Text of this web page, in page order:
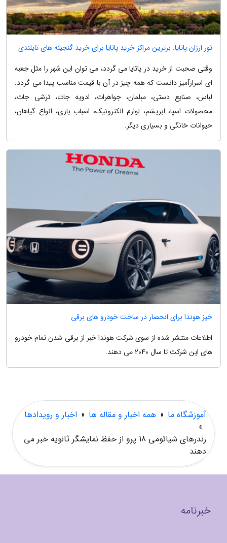
تور ارزان پاتایا: برترین مراکز خرید پاتایا برای خرید گنجینه های تایلندی
وقتی صحبت از خرید در پاتایا می گردد، می توان این شهر را مثل جعبه
ای اسرارآمیز دانست که همه چیز در آن با قیمت مناسب پیدا می گردد.
لباس، صنایع دستی، مبلمان، جواهرات، ادویه جات، ترشی جات،
محصولات اسپا، ابریشم، لوازم الکترونیک، اسباب بازی، انواع گیاهان،
حیوانات خانگی و بسیاری دیگر.
خیز هوندا برای انحصار در ساخت خودرو های برقی
اطلاعات منتشر شده از سوی شرکت هوندا خبر از برقی شدن تمام خودرو
های این شرکت تا سال 2040 می دهند.
آموزشگاه ما » همه اخبار و مقاله ها » اخبار و رویدادها
»
رندرهای شیائومی 18 پرو از حفظ نمایشگر ثانویه خبر می
دهند
خبرنامه